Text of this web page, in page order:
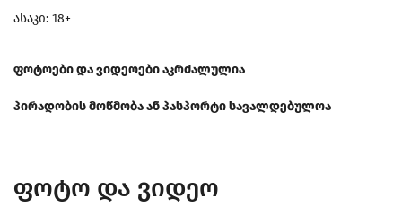
ასაკი: 18+
ფოტოები და ვიდეოები აკრძალულია
პირადობის მოწმობა ან პასპორტი სავალდებულოა
ფოტო და ვიდეო